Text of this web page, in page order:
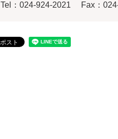
Tel：024-924-2021
Fax：